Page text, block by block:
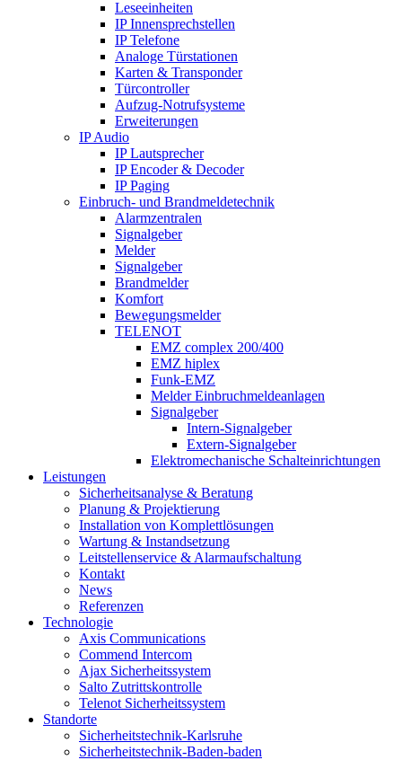
Leseeinheiten
IP Innensprechstellen
IP Telefone
Analoge Türstationen
Karten & Transponder
Türcontroller
Aufzug-Notrufsysteme
Erweiterungen
IP Audio
IP Lautsprecher
IP Encoder & Decoder
IP Paging
Einbruch- und Brandmeldetechnik
Alarmzentralen
Signalgeber
Melder
Signalgeber
Brandmelder
Komfort
Bewegungsmelder
TELENOT
EMZ complex 200/400
EMZ hiplex
Funk-EMZ
Melder Einbruchmeldeanlagen
Signalgeber
Intern-Signalgeber
Extern-Signalgeber
Elektromechanische Schalteinrichtungen
Leistungen
Sicherheitsanalyse & Beratung
Planung & Projektierung​
Installation von Komplettlösungen
Wartung & Instandsetzung
Leitstellenservice & Alarmaufschaltung
Kontakt
News
Referenzen
Technologie
Axis Communications
Commend Intercom
Ajax Sicherheitssystem​
Salto Zutrittskontrolle
Telenot Sicherheitssystem
Standorte
Sicherheitstechnik-Karlsruhe
Sicherheitstechnik-Baden-baden